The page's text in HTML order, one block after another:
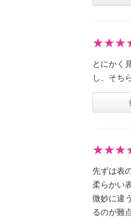
とにかく
し、そち
先ずは表
柔らかい
微妙に違
るのが難